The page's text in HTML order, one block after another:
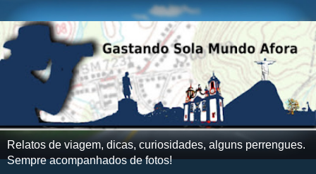
Relatos de viagem, dicas, curiosidades, alguns perrengues.
Sempre acompanhados de fotos!